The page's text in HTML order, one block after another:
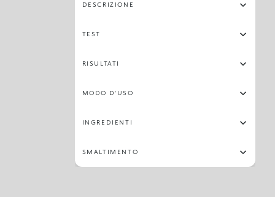
DESCRIZIONE
TEST
RISULTATI
MODO D'USO
INGREDIENTI
SMALTIMENTO